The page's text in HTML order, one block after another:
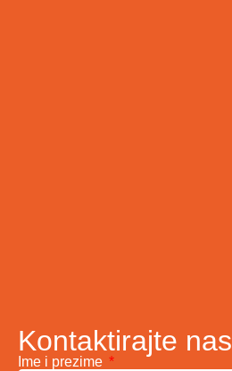
Kontaktirajte nas
Ime i prezime